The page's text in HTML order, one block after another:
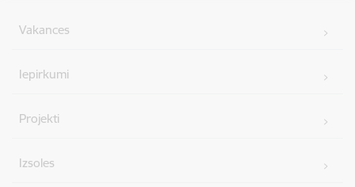
Vakances
Iepirkumi
Projekti
Izsoles